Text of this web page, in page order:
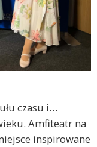
czasu i…
Amfiteatr na
inspirowane